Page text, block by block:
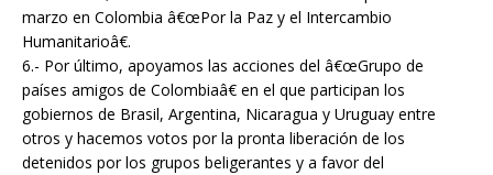
marzo en Colombia â€œPor la Paz y el Intercambio
Humanitarioâ€.
6.- Por último, apoyamos las acciones del â€œGrupo de
países amigos de Colombiaâ€ en el que participan los
gobiernos de Brasil, Argentina, Nicaragua y Uruguay entre
otros y hacemos votos por la pronta liberación de los
detenidos por los grupos beligerantes y a favor del